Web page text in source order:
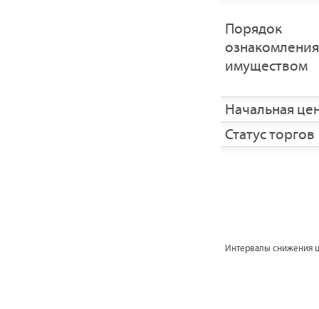
Порядок
имуществом
Начальная
Статус торгов
Интервалы снижения